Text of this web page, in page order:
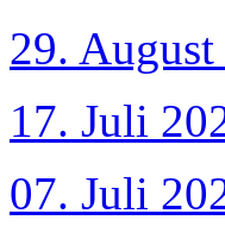
29. August
17. Juli
07. Juli